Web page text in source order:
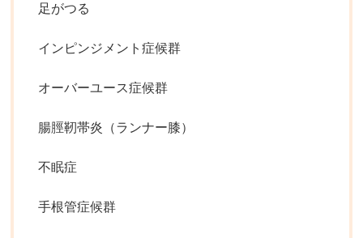
足がつる
インピンジメント症候群
オーバーユース症候群
腸脛靭帯炎（ランナー膝）
不眠症
手根管症候群